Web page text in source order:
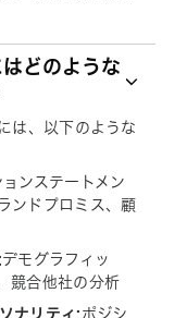
どのような
は、以下のような
ョンステートメン
ンドプロミス、顧
デモグラフィッ
競合他社の分析
ナリティ: ポジシ